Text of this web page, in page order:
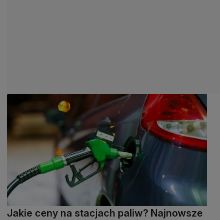
Jakie ceny na stacjach paliw? Najnowsze